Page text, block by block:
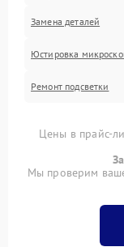
Замена деталей
Юстировка
Ремонт подсветки
Цены в прайс-
Мы проверим